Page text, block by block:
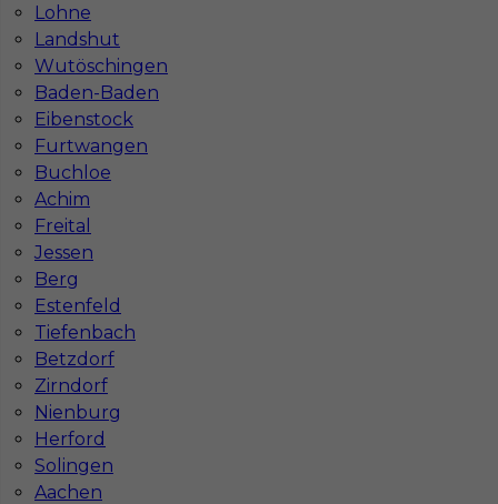
Lohne
Landshut
Wutöschingen
Baden-Baden
Eibenstock
Furtwangen
Buchloe
Achim
Freital
Jessen
Berg
Estenfeld
Tiefenbach
Betzdorf
Zirndorf
Nienburg
Herford
Solingen
Aachen
Praca Niemcy dla pomocnika budowlanego
Kategoria Prace budowlane
Pomocnik
Lokalizacja
Wymagane języki
Niemiecki komunikatywny
Stawka 9 - 11 € / h